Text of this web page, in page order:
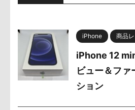
iPhone 商品
iPhone 12
ビュー＆ファ
ション